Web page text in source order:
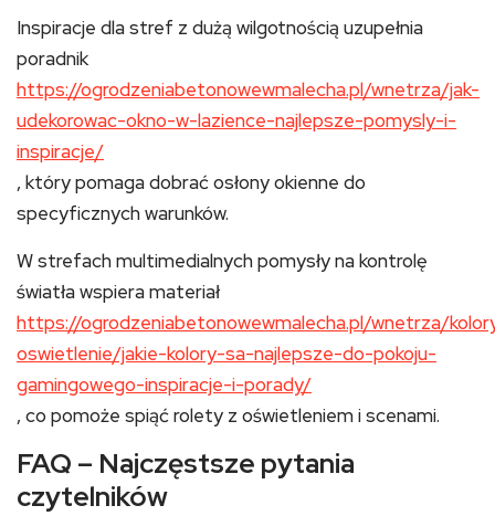
Inspiracje dla stref z dużą wilgotnością uzupełnia
poradnik
https://ogrodzeniabetonowewmalecha.pl/wnetrza/jak-
udekorowac-okno-w-lazience-najlepsze-pomysly-i-
inspiracje/
, który pomaga dobrać osłony okienne do
specyficznych warunków.
W strefach multimedialnych pomysły na kontrolę
światła wspiera materiał
https://ogrodzeniabetonowewmalecha.pl/wnetrza/
oswietlenie/jakie-kolory-sa-najlepsze-do-pokoju-
gamingowego-inspiracje-i-porady/
, co pomoże spiąć rolety z oświetleniem i scenami.
FAQ – Najczęstsze pytania
czytelników